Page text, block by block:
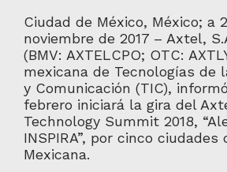
Ciudad de México, México; a
noviembre de 2017 – Axtel,
(BMV: AXTELCPO; OTC:
mexicana de Tecnologías de
y Comunicación (TIC),
febrero iniciará la gira del
Technology Summit 2018,
INSPIRA”, por cinco
Mexicana.